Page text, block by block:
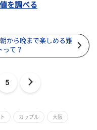
を調べる
から晩まで楽しめる難
って？
5
カップル 大阪